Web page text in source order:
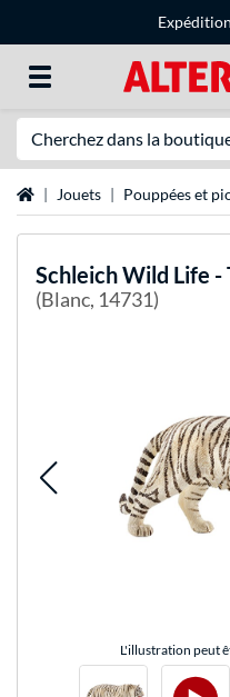
Page d'accueil
Jouets Pouppées et
SchleichWild Life -
(Blanc, 14731)
L'illustration peut